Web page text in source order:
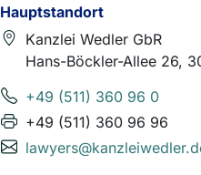
Hauptstandort
Kanzlei Wedler GbR
Hans-Böckler-Allee 26,
+49 (511) 360 96 0
+49 (511) 360 96 96